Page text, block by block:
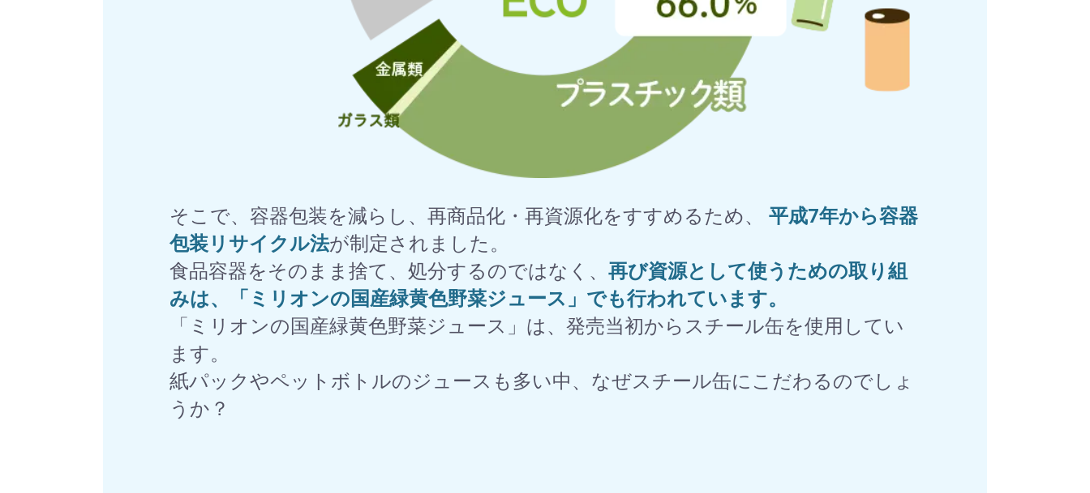
そこで、容器包装を減らし、再商品化・再資源化をすすめるため、 平成7年から容器
包装リサイクル法が制定されました。
食品容器をそのまま捨て、処分するのではなく、 再び資源として使うための取り組
みは、「ミリオンの国産緑黄色野菜ジュース」でも行われています。
「ミリオンの国産緑黄色野菜ジュース」は、発売当初からスチール缶を使用してい
ます。
紙パックやペットボトルのジュースも多い中、なぜスチール缶にこだわるのでしょ
うか？